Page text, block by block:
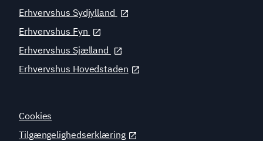
Erhvervshus Sydjylland
Erhvervshus Fyn
Erhvervshus Sjælland
Erhvervshus Hovedstaden
Cookies
Tilgængelighedserklæring